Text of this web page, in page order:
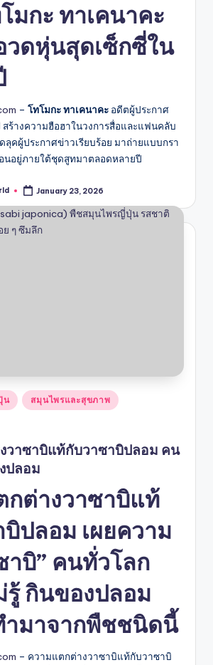
มกะ ทาเคนาคะ
วดหุ่นสุดเซ็กซี่ใน
– โทโมกะ ทาเคนาคะ อดีตผู้ประกาศ
สร้างความฮือฮาในวงการสื่อและแฟนคลับ
ลุคผู้ประกาศข่าวเรียบร้อย มาถ่ายแบบกรา
อนอยู่ภายใต้ชุดสูทมาตลอดหลายปี
January 23, 2026
น สมุนไพรและสุขภาพ
วาซาบิแท้กับวาซาบิปลอม คน
ปลอม
กต่างวาซาบิแท้
ปลอม เผยความ
าบิ” คนทั่วโลก
รู้ กินของปลอม
ำมาจากพืชชนิดนี้
– ความแตกต่างวาซาบิแท้กับวาซาบิ